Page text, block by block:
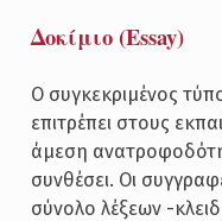
Δοκίμιο (Essay)
Ο συγκεκριμένος
επιτρέπει στους
άμεση
συνθέσει. Οι
σύνολο λέξεων -